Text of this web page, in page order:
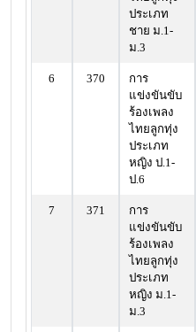
ประเภท
ชาย ม.1-
ม.3
6 370
การ
แข่งขันขับ
ร้องเพลง
ไทยลูกทุ่ง
ประเภท
หญิง ป.1-
ป.6
7 371
การ
แข่งขันขับ
ร้องเพลง
ไทยลูกทุ่ง
ประเภท
หญิง ม.1-
ม.3